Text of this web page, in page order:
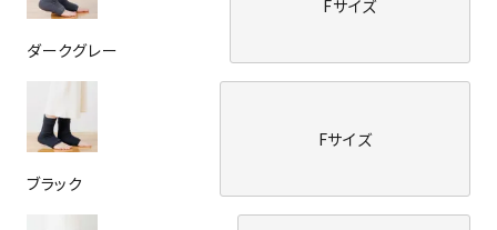
ダークグレー
Fサイズ
ブラック
Fサイズ